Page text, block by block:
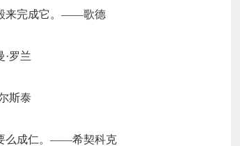
来完成它。——歌德
罗兰
斯泰
么成仁。——希契科克